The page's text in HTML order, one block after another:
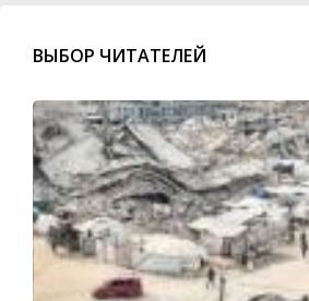
ВЫБОР ЧИТАТЕЛЕЙ